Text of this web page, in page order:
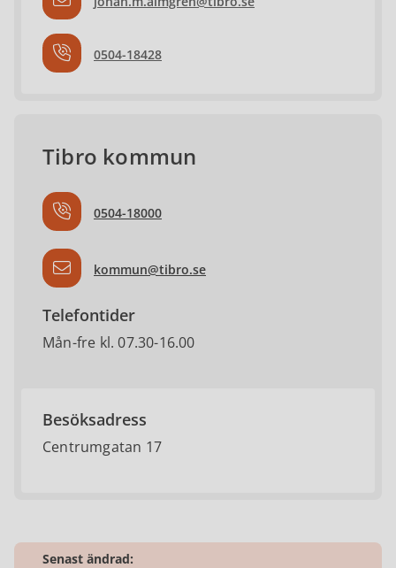
0504-18428
Tibro kommun
0504-18000
kommun@tibro.se
Telefontider
Mån-fre kl. 07.30-16.00
Besöksadress
Centrumgatan 17
Senast ändrad: